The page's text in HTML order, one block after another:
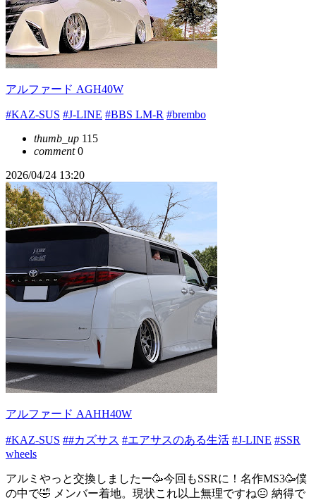
アルファード AGH40W
#KAZ-SUS #J-LINE #BBS LM-R #brembo
thumb_up 115
comment0
2026/04/24 13:20
アルファード AAHH40W
#KAZ-SUS ##カズサス #エアサスのある生活 #J-LINE #SSR
wheels
アルミやっと交換しましたー🥳今回もSSRに！名作MS3🥳僕
の中で🤣 メンバー着地。現状これ以上無理ですね😐 納得で